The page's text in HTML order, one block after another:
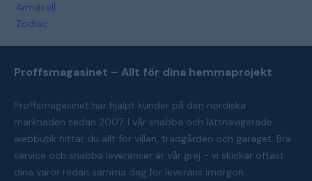
Armacell
Zodiac
Proffsmagasinet – Allt för dina hemmaprojekt
Proffsmagasinet har hjälpt kunder på den nordiska
marknaden sedan 2007. I vår snabba och lättnavigerade
webbutik hittar du allt för villan, trädgården och garaget. Bra
service och snabba leveranser är vår grej - vi skickar oftast
dina varor redan samma dag för leverans imorgon.